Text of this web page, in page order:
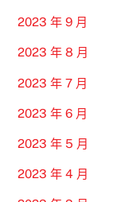
2023 年 9 月
2023 年 8 月
2023 年 7 月
2023 年 6 月
2023 年 5 月
2023 年 4 月